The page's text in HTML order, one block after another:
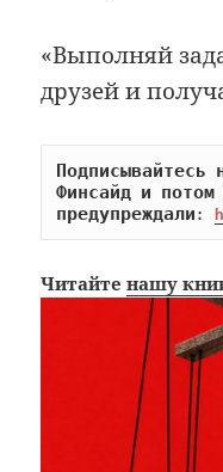
«Выполняй
друзей и
Подписывайтесь
Финсайд и
предупреждали:
Читайтенашу